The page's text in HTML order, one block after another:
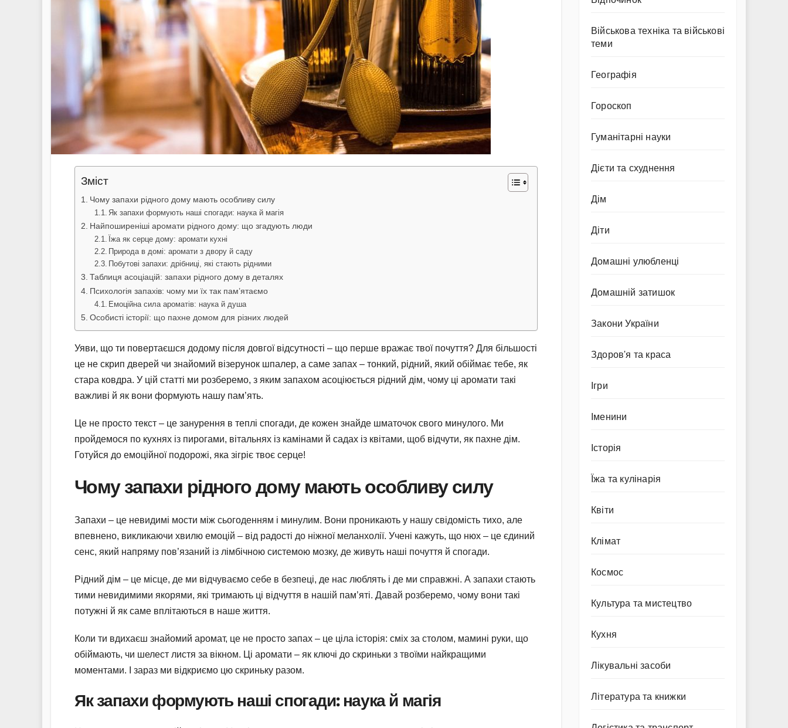
Зміст
Чому запахи рідного дому мають особливу силу
Як запахи формують наші спогади: наука й магія
Найпоширеніші аромати рідного дому: що згадують люди
Їжа як серце дому: аромати кухні
Природа в домі: аромати з двору й саду
Побутові запахи: дрібниці, які стають рідними
Таблиця асоціацій: запахи рідного дому в деталях
Психологія запахів: чому ми їх так пам’ятаємо
Емоційна сила ароматів: наука й душа
Особисті історії: що пахне домом для різних людей
Уяви, що ти повертаєшся додому після довгої відсутності – що перше вражає твої почуття? Для більшості
це не скрип дверей чи знайомий візерунок шпалер, а саме запах – тонкий, рідний, який обіймає тебе, як
стара ковдра. У цій статті ми розберемо, з яким запахом асоціюється рідний дім, чому ці аромати такі
важливі й як вони формують нашу пам’ять.
Це не просто текст – це занурення в теплі спогади, де кожен знайде шматочок свого минулого. Ми
пройдемося по кухнях із пирогами, вітальнях із камінами й садах із квітами, щоб відчути, як пахне дім.
Готуйся до емоційної подорожі, яка зігріє твоє серце!
Чому запахи рідного дому мають особливу силу
Запахи – це невидимі мости між сьогоденням і минулим. Вони проникають у нашу свідомість тихо, але
впевнено, викликаючи хвилю емоцій – від радості до ніжної меланхолії. Учені кажуть, що нюх – це єдиний
сенс, який напряму пов’язаний із лімбічною системою мозку, де живуть наші почуття й спогади.
Рідний дім – це місце, де ми відчуваємо себе в безпеці, де нас люблять і де ми справжні. А запахи стають
тими невидимими якорями, які тримають ці відчуття в нашій пам’яті. Давай розберемо, чому вони такі
потужні й як саме вплітаються в наше життя.
Коли ти вдихаєш знайомий аромат, це не просто запах – це ціла історія: сміх за столом, мамині руки, що
обіймають, чи шелест листя за вікном. Ці аромати – як ключі до скриньки з твоїми найкращими
моментами. І зараз ми відкриємо цю скриньку разом.
Як запахи формують наші спогади: наука й магія
Військова техніка та військові
теми
Географія
Гороскоп
Гуманітарні науки
Дієти та схуднення
Дім
Діти
Домашні улюбленці
Домашній затишок
Закони України
Здоров'я та краса
Ігри
Іменини
Історія
Їжа та кулінарія
Квіти
Клімат
Космос
Культура та мистецтво
Кухня
Лікувальні засоби
Література та книжки